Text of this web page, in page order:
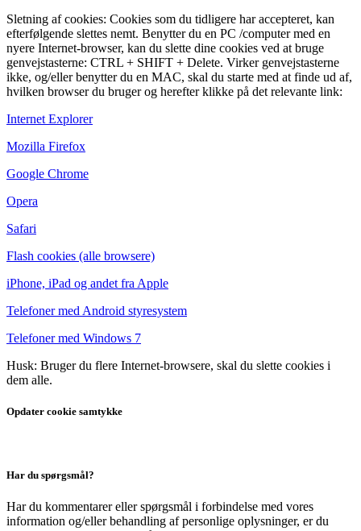
Sletning af cookies: Cookies som du tidligere har accepteret, kan
efterfølgende slettes nemt. Benytter du en PC /computer med en
nyere Internet-browser, kan du slette dine cookies ved at bruge
genvejstasterne: CTRL + SHIFT + Delete. Virker genvejstasterne
ikke, og/eller benytter du en MAC, skal du starte med at finde ud af,
hvilken browser du bruger og herefter klikke på det relevante link:
Internet Explorer
Mozilla Firefox
Google Chrome
Opera
Safari
Flash cookies (alle browsere)
iPhone, iPad og andet fra Apple
Telefoner med Android styresystem
Telefoner med Windows 7
Husk: Bruger du flere Internet-browsere, skal du slette cookies i
dem alle.
Opdater cookie samtykke
Har du spørgsmål?
Har du kommentarer eller spørgsmål i forbindelse med vores
information og/eller behandling af personlige oplysninger, er du